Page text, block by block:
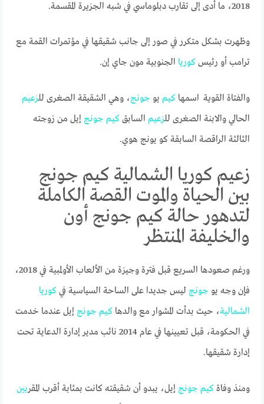
2018، ما أدى إلى تقارب دبلوماسي في شبه الجزيرة المقسمة.
وظهرت بشكل متكرر في صور إلى جانب شقيقها في مؤتمرات القمة مع
ترامب أو رئيسكوريا الجنوبية مون جاي إن.
والفتاة القوية اسمهاكيم يو جونج، وهي الشقيقة الصغرى للزعيم
الحالي والابنة الصغرى للزعيم السابقكيم جونج إيل من زوجته
الثالثة الراقصة السابقة كو يونج هوي.
زعيم كوريا الشمالية كيم جونج
بين الحياة والموت القصة الكاملة
لتدهور حالة كيم جونج أون
والخليفة المنتظر
ورغم صعودها السريع قبل فترة وجيزة من الألعاب الأولمبية في 2018،
فإن وجه يو جونج ليس جديدا على الساحة السياسية فيكوريا
الشمالية، حيث بدأت المشوار مع والدهاكيم جونج إيل عندما خدمت
في الحكومة، قبل تعيينها في عام 2014 نائب مدير إدارة الدعاية تحت
إدارة شقيقها.
ومنذ وفاةكيم جونج إيل، يبدو أن شقيقته كانت بمثابة أقرب المقربين